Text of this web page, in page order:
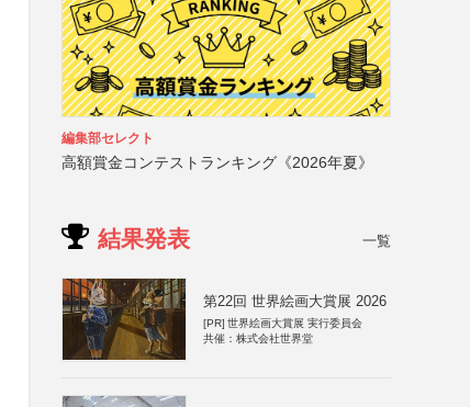
編集部セレクト
高額賞金コンテストランキング《2026年夏》
結果発表 一覧
第22回 世界絵画大賞展 2026
[PR] 世界絵画大賞展 実行委員会
共催：株式会社世界堂